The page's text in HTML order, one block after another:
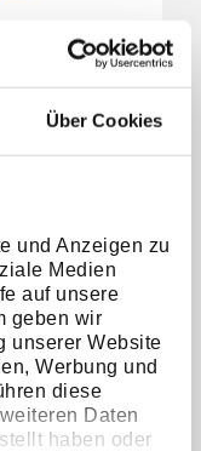
Über Cookies
und Anzeigen zu
Medien
auf unsere
geben wir
unserer Website
Werbung und
diese
Daten
haben oder